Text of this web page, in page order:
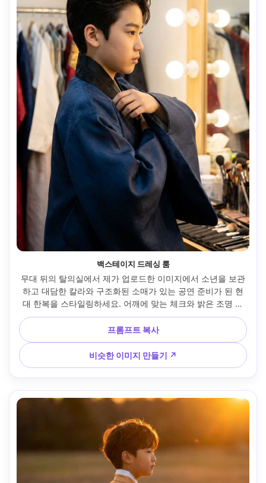
백스테이지 드레싱 룸
무대 뒤의 탈의실에서 제가 업로드한 이미지에서 소년을 보관
하고 대담한 칼라와 구조화된 소매가 있는 공연 준비가 된 현
대 한복을 스타일링하세요. 어깨에 맞는 체크와 밝은 조명 아
래에서 원단이 어떻게 들어가는지에 집중하세요. 거울 조명 환
경, 소니 A1, 85mm, 수직 타이트 투 미드 프레임, 집중된 표현,
편집 사실, 선명한 텍스타일 디테일 --ar 4:5
프롬프트 복사
비슷한 이미지 만들기 ↗